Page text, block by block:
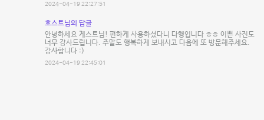
2024-04-19 22:27:51
호스트님의 답글
안녕하세요 게스트님! 편하게 사용하셨다니 다행입니다 ㅎㅎ 이쁜 사진도
너무 감사드립니다. 주말도 행복하게 보내시고 다음에 또 방문해주세요.
감사합니다 :)
2024-04-19 22:45:01